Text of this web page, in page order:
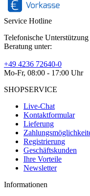
Service Hotline
Telefonische Unterstützung
Beratung unter:
+49 4236 72640-0
Mo-Fr, 08:00 - 17:00 Uhr
SHOPSERVICE
Live-Chat
Kontaktformular
Lieferung
Registrierung
Geschäftskunden
Ihre Vorteile
Newsletter
Informationen